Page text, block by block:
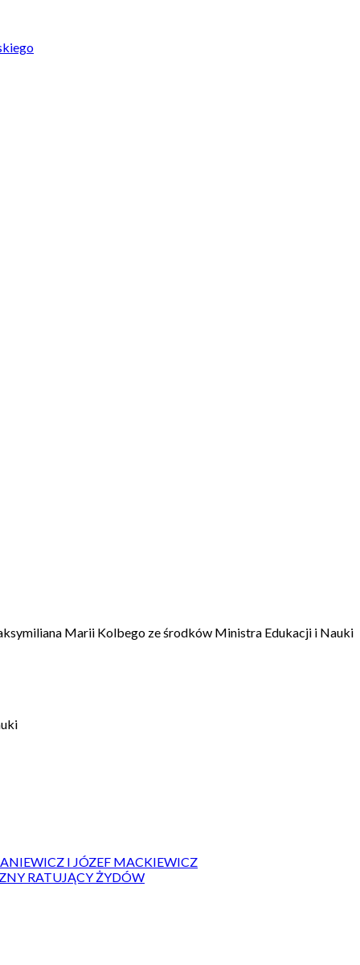
Marii Kolbego ze środków Ministra Edukacji i Nauki
I JÓZEF MACKIEWICZ
RATUJĄCY ŻYDÓW